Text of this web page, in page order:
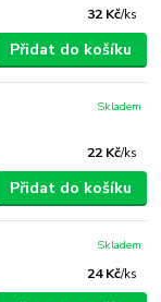
32 Kč/ks
Přidat do košíku
22 Kč/ks
Skladem
Přidat do košíku
24 Kč/ks
Skladem